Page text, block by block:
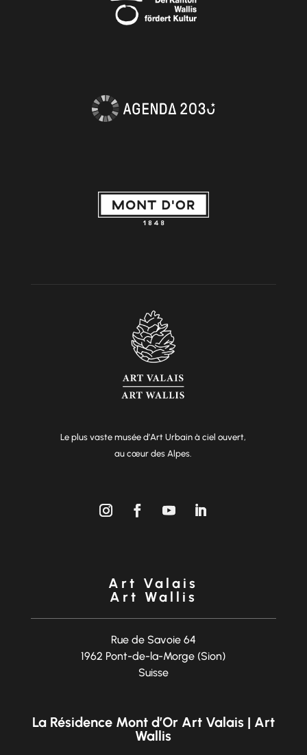
Le plus vaste musée d’Art Urbain à ciel ouvert,
au cœur des Alpes.
Art Valais
Art Wallis
Rue de Savoie 64
1962 Pont-de-la-Morge (Sion)
Suisse
La Résidence Mont d’Or Art Valais | Art
Wallis